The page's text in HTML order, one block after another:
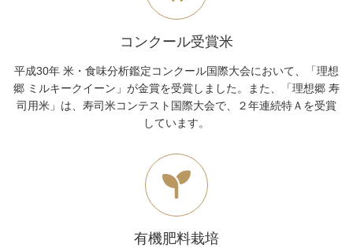
コンクール受賞米
平成30年 米・食味分析鑑定コンクール国際大会において、「理想
郷 ミルキークイーン」が金賞を受賞しました。また、「理想郷 寿
司用米」は、寿司米コンテスト国際大会で、２年連続特Ａを受賞
しています。
有機肥料栽培